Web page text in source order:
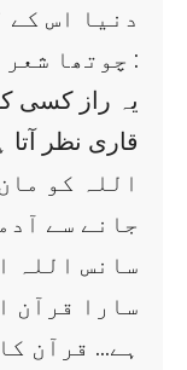
دنیا اس کے
چوتھا شعر ہے :
یہ راز کسی
قاری نظر
اللہ کو
جانے سے
سانس اللہ
سارا قرآن
ہے… قرآن